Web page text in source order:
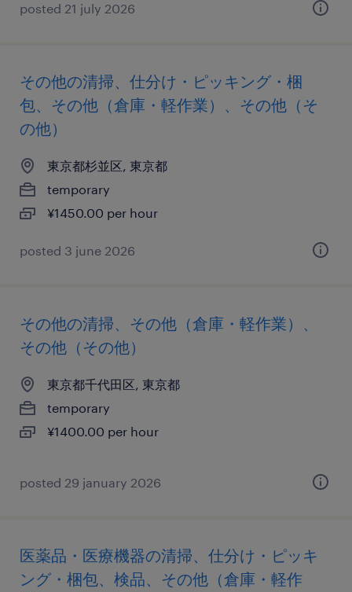
posted 21 july 2026
その他の清掃、仕分け・ピッキング・梱
包、その他（倉庫・軽作業）、その他（そ
の他）
東京都杉並区, 東京都
temporary
¥1450.00 per hour
posted 3 june 2026
その他の清掃、その他（倉庫・軽作業）、
その他（その他）
東京都千代田区, 東京都
temporary
¥1400.00 per hour
posted 29 january 2026
医薬品・医療機器の清掃、仕分け・ピッキ
ング・梱包、検品、その他（倉庫・軽作